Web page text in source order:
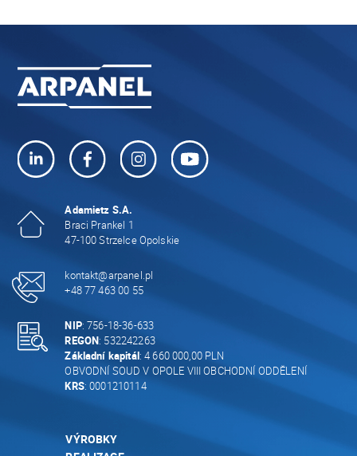
Adamietz S.A.
Braci Prankel 1
47-100 Strzelce Opolskie
kontakt@arpanel.pl
+48 77 463 00 55
NIP: 756-18-36-633
REGON: 532242263
Základní kapitál: 4 660 000,00 PLN
OBVODNÍ SOUD V OPOLE VIII OBCHODNÍ ODDĚLENÍ
KRS: 0001210114
VÝROBKY